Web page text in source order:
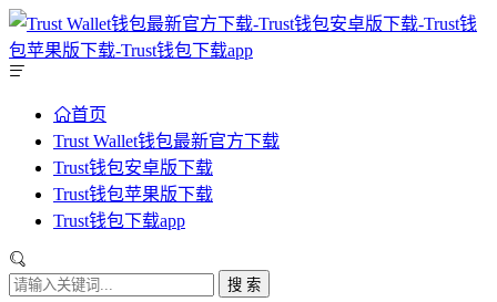
首页
Trust Wallet钱包最新官方下载
Trust钱包安卓版下载
Trust钱包苹果版下载
Trust钱包下载app
搜 索